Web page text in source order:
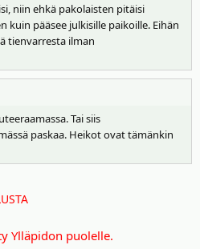
niin ehkä pakolaisten pitäisi
kuin pääsee julkisille paikoille. Eihän
tienvarresta ilman
Tai siis
paskaa. Heikot ovat tämänkin
Ylläpidon puolelle.